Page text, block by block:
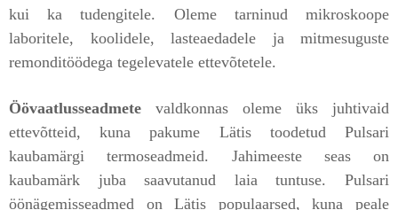
kui ka tudengitele. Oleme tarninud mikroskoope
laboritele, koolidele, lasteaedadele ja mitmesuguste
remonditöödega tegelevatele ettevõtetele.
Öövaatlusseadmete valdkonnas oleme üks juhtivaid
ettevõtteid, kuna pakume Lätis toodetud Pulsari
kaubamärgi termoseadmeid. Jahimeeste seas on
kaubamärk juba saavutanud laia tuntuse. Pulsari
öönägemisseadmed on Lätis populaarsed, kuna peale